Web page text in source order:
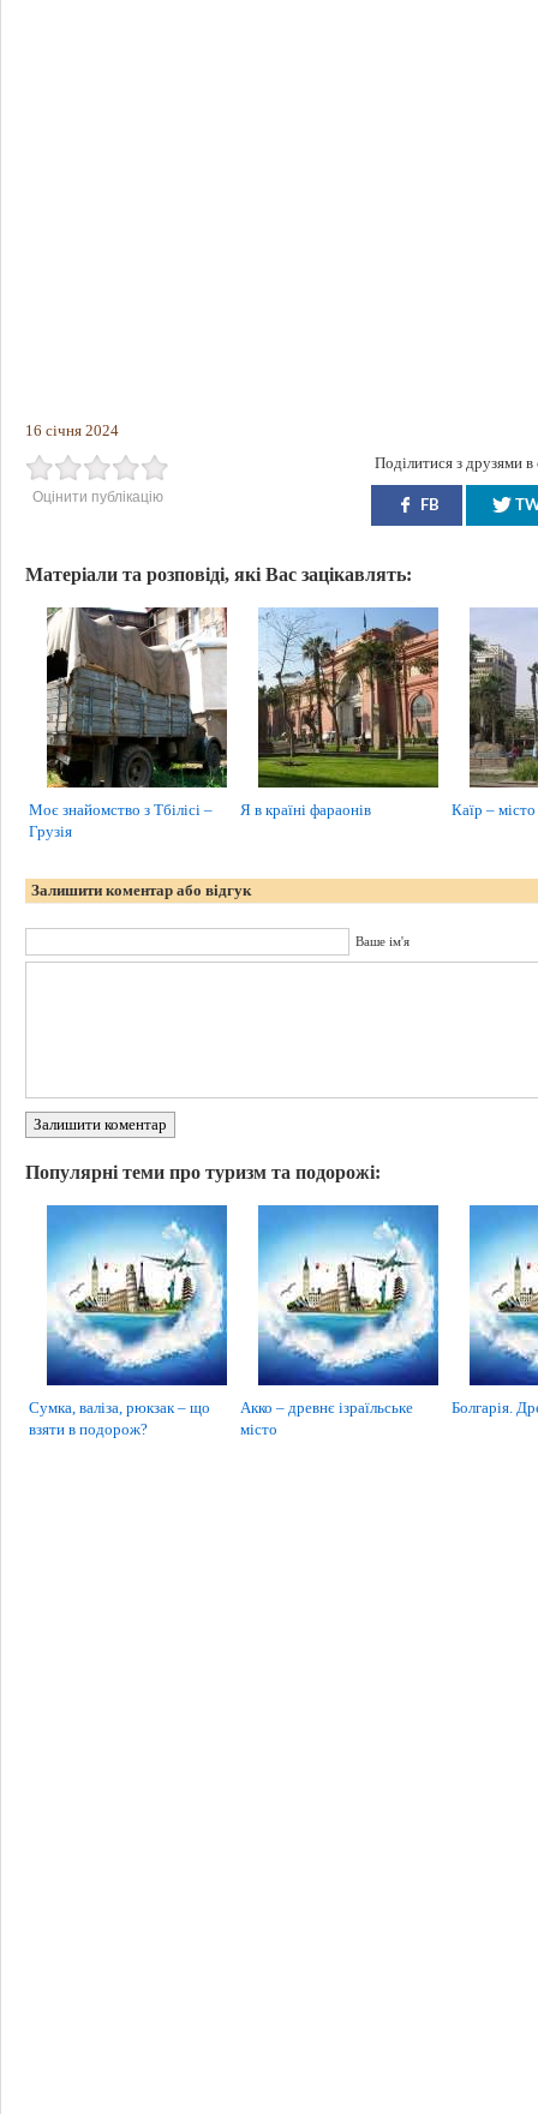
16 січня 2024
Оцінити публікацію
Поділитися з друзями
FB
Матеріали та розповіді, які Вас зацікавлять:
Моє знайомство з Тбілісі –
Грузія
Я в країні фараонів Каїр – місто
Залишити коментар або відгук
Ваше ім'я
Залишити коментар
Популярні теми про туризм та подорожі:
Сумка, валіза, рюкзак – що
взяти в подорож?
Акко – древнє ізраїльське
місто
Болгарія.